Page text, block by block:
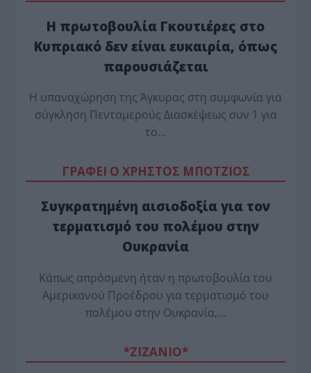
Η πρωτοβουλία Γκουτιέρες στο
Κυπριακό δεν είναι ευκαιρία, όπως
παρουσιάζεται
Η υπαναχώρηση της Άγκυρας στη συμφωνία για
σύγκληση Πενταμερούς Διασκέψεως συν 1 για
το…
ΓΡΑΦΕΙ Ο ΧΡΗΣΤΟΣ ΜΠΟΤΖΙΟΣ
Συγκρατημένη αισιοδοξία για τον
τερματισμό του πολέμου στην
Ουκρανία
Κάπως απρόσμενη ήταν η πρωτοβουλία του
Αμερικανού Προέδρου για τερματισμό του
πολέμου στην Ουκρανία,…
*ZΙΖΑΝΙΟ*